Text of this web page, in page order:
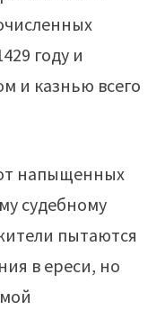
году и
и казнью всего
напыщенных
судебному
пытаются
в ереси, но